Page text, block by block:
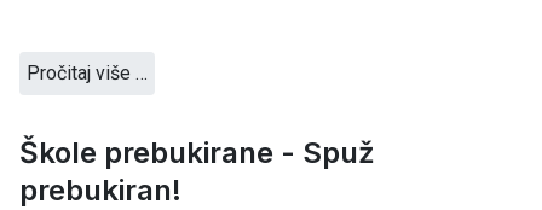
Pročitaj više …
Škole prebukirane - Spuž
prebukiran!